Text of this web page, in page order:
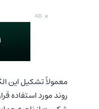
AD ×
معمولاً تشکیل این